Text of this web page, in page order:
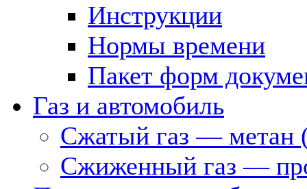
Инструкции
Нормы времени
Пакет форм
Газ и автомобиль
Сжатый газ — метан
Сжиженный газ —